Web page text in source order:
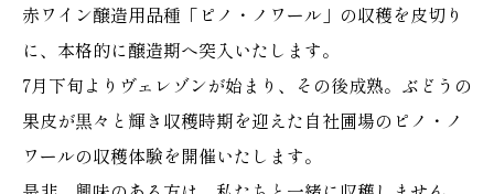
赤ワイン醸造用品種「ピノ・ノワール」の収穫を皮切り
に、本格的に醸造期へ突入いたします。
7月下旬よりヴェレゾンが始まり、その後成熟。ぶどうの
果皮が黒々と輝き収穫時期を迎えた自社圃場のピノ・ノ
ワールの収穫体験を開催いたします。